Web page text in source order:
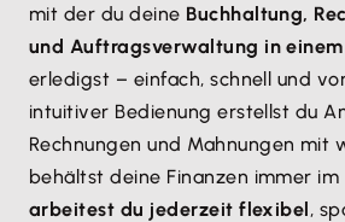
mit der du deine Buchhaltung,
und Auftragsverwaltung in
erledigst – einfach, schnell und
intuitiver Bedienung erstellst du
Rechnungen und Mahnungen mit
behältst deine Finanzen immer im
arbeitest du jederzeit flexibel,